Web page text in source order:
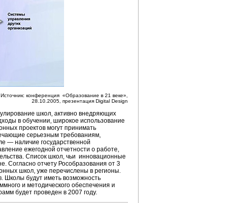
Источник: конференция «Образование в 21 веке»,
28.10.2005, презентация Digital Design
школ, активно внедряющих
в обучении, широкое использование
проектов могут принимать
серьезным требованиям,
— наличие государственной
ежегодной отчетности о работе,
Список школ, чьи инновационные
Согласно отчету Рособразования от 3
школ, уже перечислены в регионы.
Школы будут иметь возможность
и методического обеспечения и
будет проведен в 2007 году.